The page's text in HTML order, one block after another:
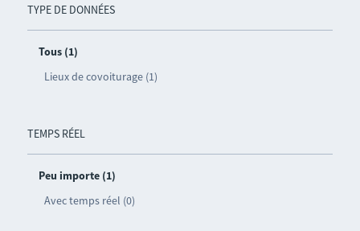
TYPE DE DONNÉES
Tous (1)
Lieux de covoiturage (1)
TEMPS RÉEL
Peu importe (1)
Avec temps réel (0)